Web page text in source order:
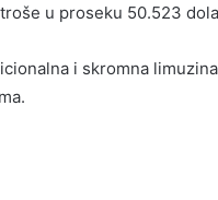
u proseku 50.523
i skromna